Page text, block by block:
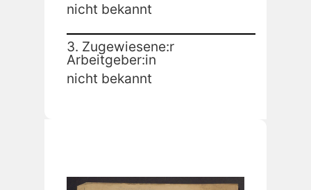
nicht bekannt
3. Zugewiesene:r
Arbeitgeber:in
nicht bekannt